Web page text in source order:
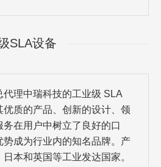
SLA设备
理中瑞科技的工业级 SLA
质的产品、创新的设计、领
在用户中树立了良好的口
势成为行业内的知名品牌。产
本和英国等工业发达国家。